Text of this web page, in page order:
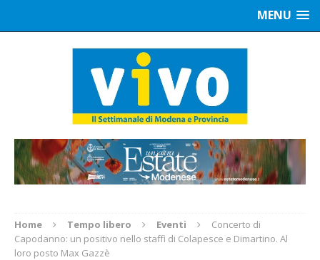
MENU
Home Tempo libero Eventi
Concerto di
Capodanno: un positivo nello staffi di Colapesce e Dimartino. Al
loro posto Max Gazzè